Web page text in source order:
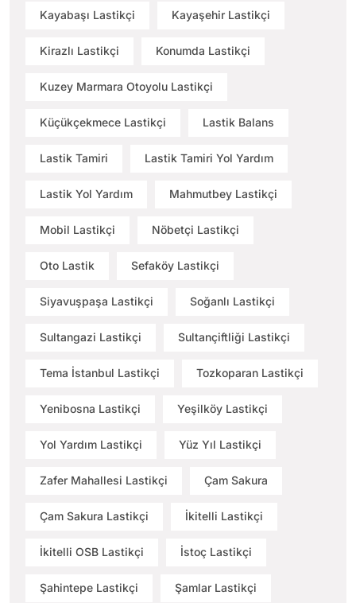
Kayabaşı Lastikçi Kayaşehir Lastikçi
Kirazlı Lastikçi Konumda Lastikçi
Kuzey Marmara Otoyolu Lastikçi
Küçükçekmece Lastikçi Lastik Balans
Lastik Tamiri Lastik Tamiri Yol Yardım
Lastik Yol Yardım Mahmutbey Lastikçi
Mobil Lastikçi Nöbetçi Lastikçi
Oto Lastik Sefaköy Lastikçi
Siyavuşpaşa Lastikçi Soğanlı Lastikçi
Sultangazi Lastikçi Sultançiftliği Lastikçi
Tema İstanbul Lastikçi Tozkoparan Lastikçi
Yenibosna Lastikçi Yeşilköy Lastikçi
Yol Yardım Lastikçi Yüz Yıl Lastikçi
Zafer Mahallesi Lastikçi Çam Sakura
Çam Sakura Lastikçi İkitelli Lastikçi
İkitelli OSB Lastikçi İstoç Lastikçi
Şahintepe Lastikçi Şamlar Lastikçi